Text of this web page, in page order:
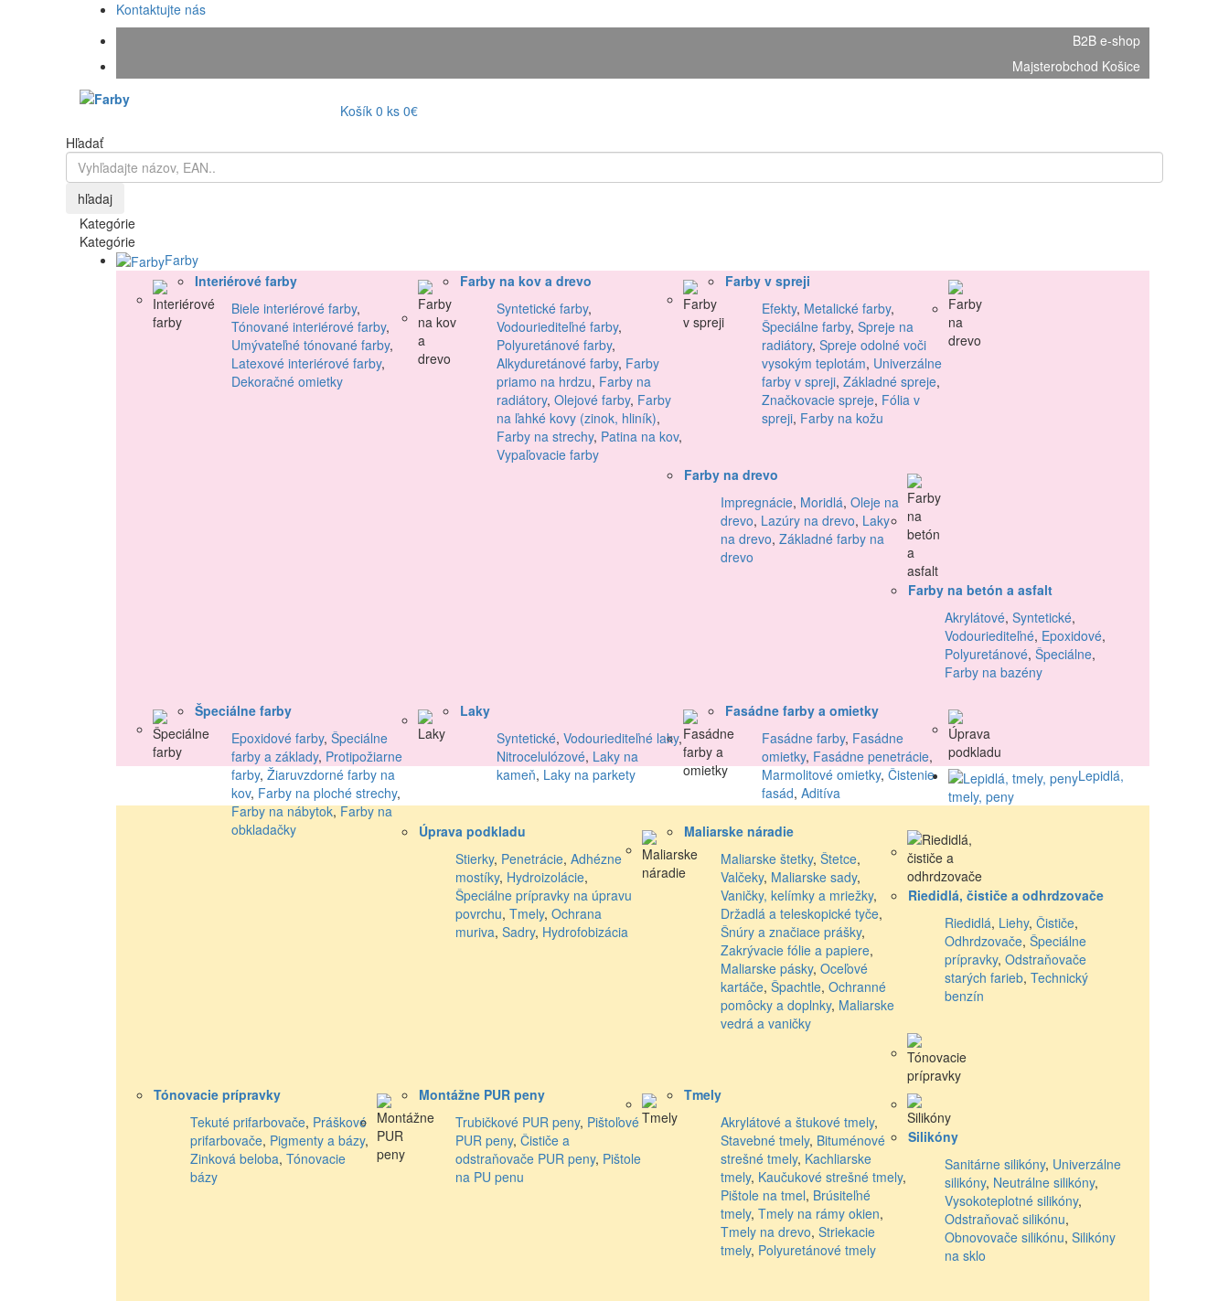
Kontaktujte nás
B2B e-shop
Majsterobchod Košice
Košík 0 ks 0€
Hľadať
hľadaj
Kategórie
Kategórie
Farby
Interiérové farby
Biele interiérové farby,
Tónované interiérové farby,
Umývateľné tónované farby,
Latexové interiérové farby,
Dekoračné omietky
Farby na kov a drevo
Syntetické farby,
Vodouriediteľné farby,
Polyuretánové farby,
Alkyduretánové farby, Farby
priamo na hrdzu, Farby na
radiátory, Olejové farby, Farby
na ľahké kovy (zinok, hliník),
Farby na strechy, Patina na kov,
Vypaľovacie farby
Farby v spreji
Efekty, Metalické farby,
Špeciálne farby, Spreje na
radiátory, Spreje odolné voči
vysokým teplotám, Univerzálne
farby v spreji, Základné spreje,
Značkovacie spreje, Fólia v
spreji, Farby na kožu
Farby na drevo
Impregnácie, Moridlá, Oleje na
drevo, Lazúry na drevo, Laky
na drevo, Základné farby na
drevo
Farby na betón a asfalt
Akrylátové, Syntetické,
Vodouriediteľné, Epoxidové,
Polyuretánové, Špeciálne,
Farby na bazény
Špeciálne farby
Epoxidové farby, Špeciálne
farby a základy, Protipožiarne
farby, Žiaruvzdorné farby na
kov, Farby na ploché strechy,
Farby na nábytok,Farby na
obkladačky
Laky
Syntetické, Vodouriediteľné laky,
Nitrocelulózové, Laky na
kameň, Laky na parkety
Fasádne farby a omietky
Fasádne farby, Fasádne
omietky, Fasádne penetrácie,
Marmolitové omietky, Čistenie
fasád, Aditíva
Úprava podkladu
Stierky, Penetrácie, Adhézne
mostíky, Hydroizolácie,
Špeciálne prípravky na úpravu
povrchu, Tmely, Ochrana
muriva, Sadry, Hydrofobizácia
Maliarske náradie
Maliarske štetky, Štetce,
Valčeky, Maliarske sady,
Vaničky, kelímky a mriežky,
Držadlá a teleskopické tyče,
Šnúry a značiace prášky,
Zakrývacie fólie a papiere,
Maliarske pásky, Oceľové
kartáče, Špachtle, Ochranné
pomôcky a doplnky, Maliarske
vedrá a vaničky
Riedidlá, čističe a odhrdzovače
Riedidlá, Liehy, Čističe,
Odhrdzovače, Špeciálne
prípravky, Odstraňovače
starých farieb, Technický
benzín
Tónovacie prípravky
Tekuté prifarbovače, Práškové
prifarbovače, Pigmenty a bázy,
Zinková beloba, Tónovacie
bázy
Lepidlá,
tmely, peny
Montážne PUR peny
Trubičkové PUR peny, Pištoľové
PUR peny, Čističe a
odstraňovače PUR peny, Pištole
na PU penu
Tmely
Akrylátové a štukové tmely,
Stavebné tmely, Bituménové
strešné tmely, Kachliarske
tmely, Kaučukové strešné tmely,
Pištole na tmel, Brúsiteľné
tmely, Tmely na rámy okien,
Tmely na drevo, Striekacie
tmely, Polyuretánové tmely
Silikóny
Sanitárne silikóny, Univerzálne
silikóny, Neutrálne silikóny,
Vysokoteplotné silikóny,
Odstraňovač silikónu,
Obnovovače silikónu, Silikóny
na sklo